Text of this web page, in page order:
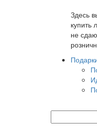
Здесь
купить
не